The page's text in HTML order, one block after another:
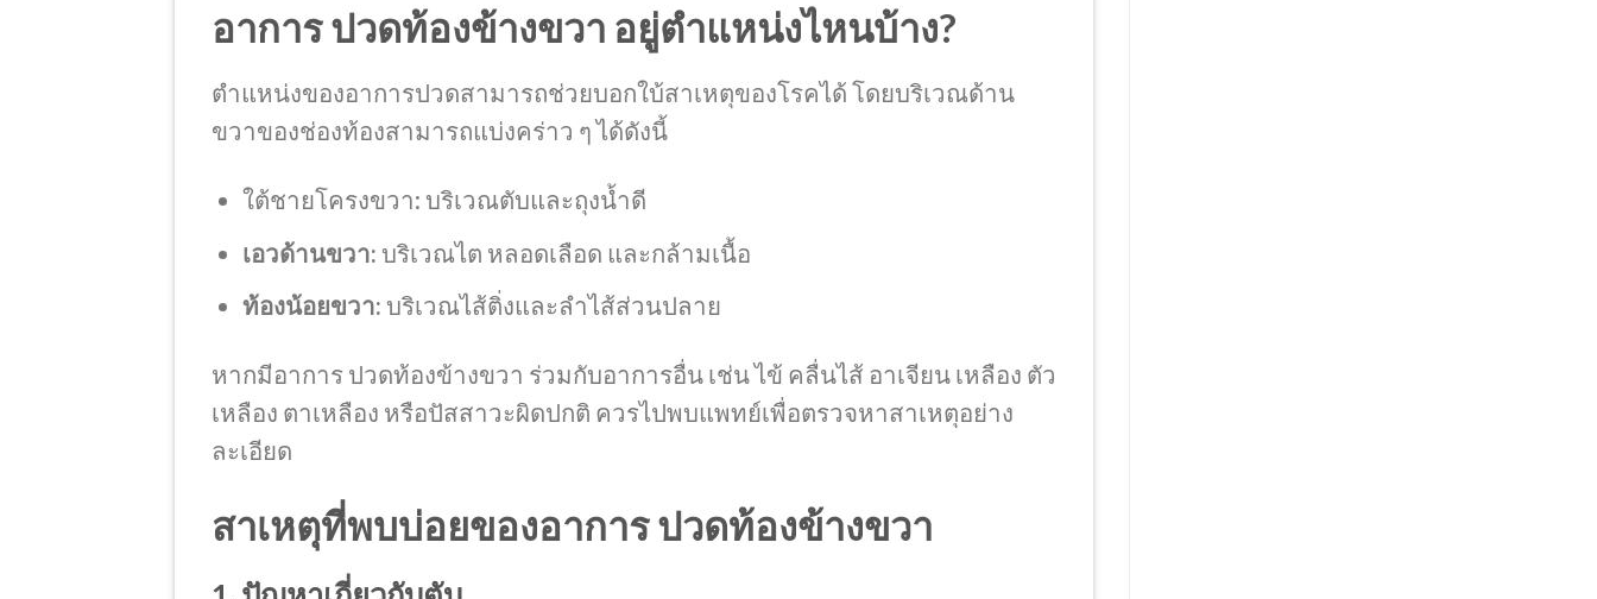
อาการ ปวดท้องข้างขวา อยู่ตำแหน่งไหนบ้าง?
ตำแหน่งของอาการปวดสามารถช่วยบอกใบ้สาเหตุของโรคได้ โดยบริเวณด้าน
ขวาของช่องท้องสามารถแบ่งคร่าว ๆ ได้ดังนี้
ใต้ชายโครงขวา: บริเวณตับและถุงน้ำดี
เอวด้านขวา: บริเวณไต หลอดเลือด และกล้ามเนื้อ
ท้องน้อยขวา: บริเวณไส้ติ่งและลำไส้ส่วนปลาย
หากมีอาการ ปวดท้องข้างขวา ร่วมกับอาการอื่น เช่น ไข้ คลื่นไส้ อาเจียน เหลือง ตัว
เหลือง ตาเหลือง หรือปัสสาวะผิดปกติ ควรไปพบแพทย์เพื่อตรวจหาสาเหตุอย่าง
ละเอียด
สาเหตุที่พบบ่อยของอาการ ปวดท้องข้างขวา